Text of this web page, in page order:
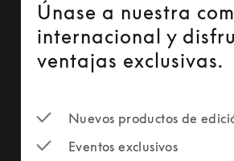
Únase a nuestra
internacional y
ventajas exclusivas.
Nuevos productos de
Eventos exclusivos